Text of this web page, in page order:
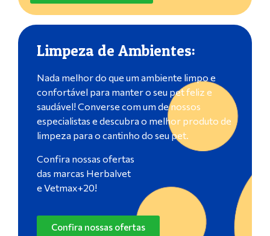
Limpeza de Ambientes:
Nada melhor do que um ambiente limpo e
confortável para manter o seu pet feliz e
saudável! Converse com um de nossos
especialistas e descubra o melhor produto de
limpeza para o cantinho do seu pet.
Confira nossas ofertas
das marcas Herbalvet
e Vetmax+20!
Confira nossas ofertas